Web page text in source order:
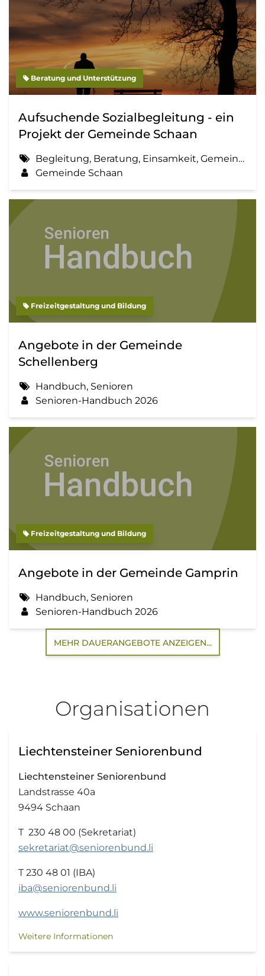
Beratung und Unterstützung
Aufsuchende Sozialbegleitung - ein
Projekt der Gemeinde Schaan
Begleitung, Beratung, Einsamkeit, Gemeinde, Information, Sozialbegleitung
Gemeinde Schaan
Freizeitgestaltung und Bildung
Angebote in der Gemeinde
Schellenberg
Handbuch, Senioren
Senioren-Handbuch 2026
Freizeitgestaltung und Bildung
Angebote in der Gemeinde Gamprin
Handbuch, Senioren
Senioren-Handbuch 2026
MEHR DAUERANGEBOTE ANZEIGEN...
Organisationen
Liechtensteiner Seniorenbund
Liechtensteiner Seniorenbund
Landstrasse 40a
9494 Schaan
T 230 48 00 (Sekretariat)
sekretariat@seniorenbund.li
T 230 48 01 (IBA)
iba@seniorenbund.li
www.seniorenbund.li
Weitere Informationen